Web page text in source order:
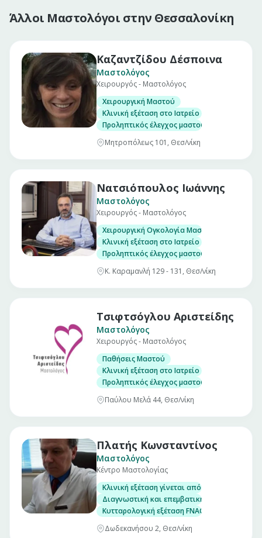
Άλλοι Μαστολόγοι στην Θεσσαλονίκη
Καζαντζίδου Δέσποινα
Μαστολόγος
Χειρουργός - Μαστολόγος
Χειρουργική Μαστού
Κλινική εξέταση στο Ιατρείο
Προληπτικός έλεγχος μαστού
Μητροπόλεως 101, Θεσ/νίκη
Νατσιόπουλος Ιωάννης
Μαστολόγος
Χειρουργός - Μαστολόγος
Χειρουργική Ογκολογία Μαστού
Κλινική εξέταση στο Ιατρείο
Προληπτικός έλεγχος μαστού
Κ. Καραμανλή 129 - 131, Θεσ/νίκη
Τσιφτσόγλου Αριστείδης
Μαστολόγος
Χειρουργός - Μαστολόγος
Παθήσεις Μαστού
Κλινική εξέταση στο Ιατρείο
Προληπτικός έλεγχος μαστού
Παύλου Μελά 44, Θεσ/νίκη
Πλατής Κωνσταντίνος
Μαστολόγος
Κέντρο Μαστολογίας
Κλινική εξέταση γίνεται από τον ίδιο τον
Διαγνωστική και επεμβατική υπερηχογραφία
Κυτταρολογική εξέταση FNAC
Δωδεκανήσου 2, Θεσ/νίκη